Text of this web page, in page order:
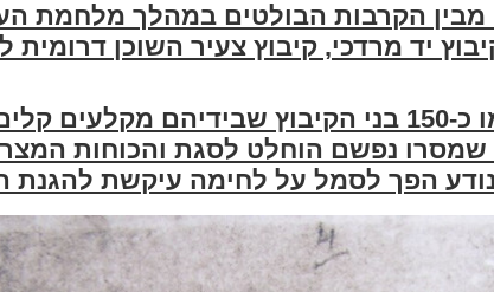
הקרבות הבולטים במהלך מלחמת
יד מרדכי, קיבוץ צעיר השוכן דרומית
במהלך הקרב הקשה נלחמו כ-150 בני הקיבוץ שבידיהם
שמסרו נפשם הוחלט לסגת והכוחות
הפך לסמל על לחימה עיקשת להגנת